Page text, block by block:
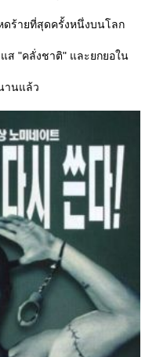
ร้ายที่สุดครั้งหนึ่งบนโลก
ส "คลั่งชาติ" และยกยอใน
านแล้ว